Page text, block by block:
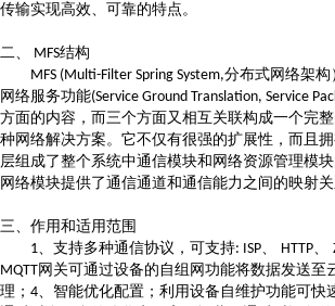
传输实现高效、可靠的特点。
二、 MFS结构
MFS (Multi-Filter Spring System,分布式网络架
网络服务功能(Service Ground Translation, Service
方面的内容，而三个方面又相互关联构成一个完
种网络解决方案。它不仅有很强的扩展性，而且拥
层组成了整个系统中通信模块和网络资源管理模块
网络模块提供了通信通道和通信能力之间的映射关
三、作用和适用范围
1、支持多种通信协议，可支持: ISP、 HTTP、
MQTT网关可通过设备的自组网功能将数据发送至
理； 4、智能优化配置；利用设备自维护功能可